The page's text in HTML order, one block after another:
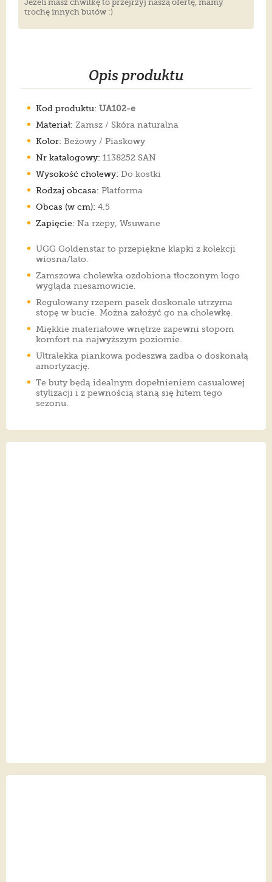
Jeżeli masz chwilkę to przejrzyj naszą ofertę, mamy
trochę innych butów :)
Opis produktu
Kod produktu: UA102-e
Materiał: Zamsz / Skóra naturalna
Kolor: Beżowy / Piaskowy
Nr katalogowy: 1138252 SAN
Wysokość cholewy: Do kostki
Rodzaj obcasa: Platforma
Obcas (w cm): 4.5
Zapięcie: Na rzepy, Wsuwane
UGG Goldenstar to przepiękne klapki z kolekcji
wiosna/lato.
Zamszowa cholewka ozdobiona tłoczonym logo
wygląda niesamowicie.
Regulowany rzepem pasek doskonale utrzyma
stopę w bucie. Można założyć go na cholewkę.
Miękkie materiałowe wnętrze zapewni stopom
komfort na najwyższym poziomie.
Ultralekka piankowa podeszwa zadba o doskonałą
amortyzację.
Te buty będą idealnym dopełnieniem casualowej
stylizacji i z pewnością staną się hitem tego
sezonu.